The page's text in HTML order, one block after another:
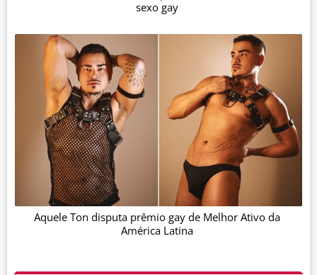
sexo gay
Aquele Ton disputa prêmio gay de Melhor Ativo da
América Latina